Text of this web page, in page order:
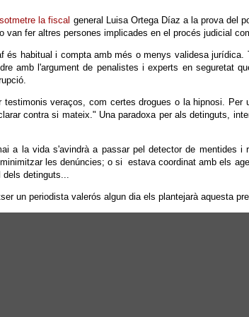
la fiscal general Luisa Ortega Díaz a la prova del
fer altres persones implicades en el procés judicial
habitual i compta amb més o menys validesa
amb l'argument de penalistes i experts en seguretat
veraços, com certes drogues o la hipnosi.
contra si mateix." Una paradoxa per als detinguts,
a la vida s'avindrà a passar pel detector de mentides
les denúncies; o si estava coordinat amb els
detinguts...
un periodista valerós algun dia els plantejarà aquesta